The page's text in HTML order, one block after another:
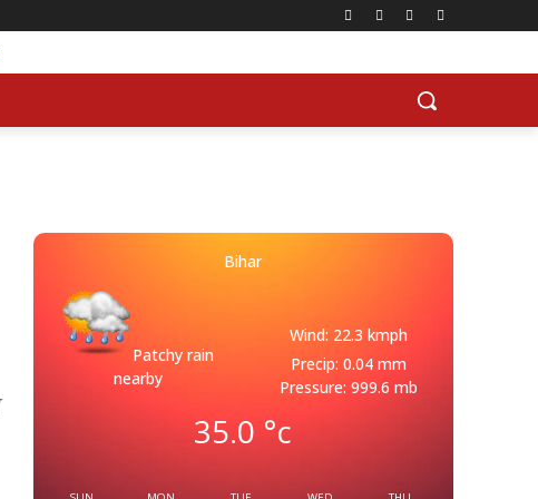
Bihar
Patchy rain
nearby
Wind: 22.3 kmph
Precip: 0.04 mm
Pressure: 999.6 mb
35.0 °c